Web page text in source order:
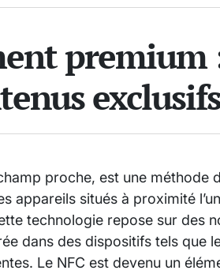
premium
proche, est une méthode
appareils situés à proximité
technologie repose sur des
dans des dispositifs tels que
Le NFC est devenu un